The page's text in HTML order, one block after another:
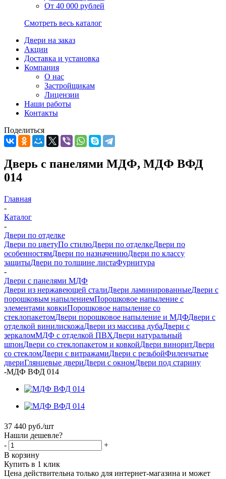
От 40 000 рублей
Смотреть весь каталог
Двери на заказ
Акции
Доставка и установка
Компания
О нас
Застройщикам
Лицензии
Наши работы
Контакты
Поделиться
Дверь с панелями МДФ, МДФ ВФД
014
Главная
-
Каталог
-
Двери по отделке
Двери по цветуПо стилюДвери по отделкеДвери по
особенностямДвери по назначениюДвери по классу
защитыДвери по толщине листаФурнитура
-
Двери с панелями МДФ
Двери из нержавеющей сталиДвери ламинированныеДвери с
порошковым напылениемПорошковое напыление с
элементами ковкиПорошковое напыление со
стеклопакетомДвери порошковое напыление и МДФДвери с
отделкой винилискожаДвери из массива дубаДвери с
зеркаломМДФ с отделкой ПВХДвери натуральный
шпонДвери со стеклопакетом и ковкойДвери виноритДвери
со стекломДвери с витражамиДвери с резьбойФиленчатые
двериГлянцевые двериДвери с окномДвери под старину
-МДФ ВФД 014
37 440 руб./шт
Нашли дешевле?
-
+
В корзину
Купить в 1 клик
Цена действительна только для интернет-магазина и может